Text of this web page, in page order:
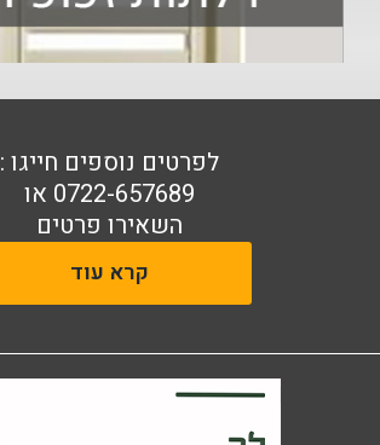
לפרטים נוספים חייגו :
0722-657689 או
השאירו פרטים
קרא עוד